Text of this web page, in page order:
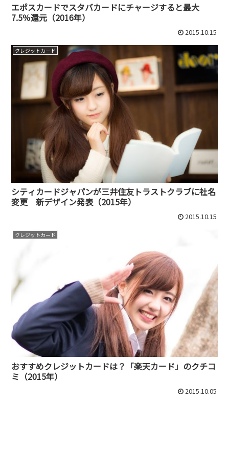
エポスカードでスタバカードにチャージすると最大
7.5％還元（2016年）
2015.10.15
クレジットカード
シティカードジャパンが三井住友トラストクラブに社名
変更 新デザイン発表（2015年）
2015.10.15
クレジットカード
おすすめクレジットカードは？「楽天カード」のクチコ
ミ（2015年）
2015.10.05